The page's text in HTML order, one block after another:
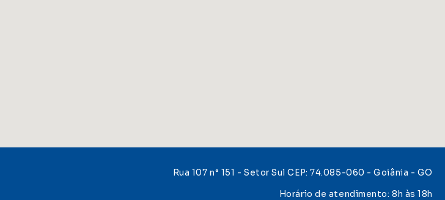
Rua 107 n° 151 - Setor Sul CEP: 74.085-060 - Goiânia - GO
Horário de atendimento: 8h às 18h